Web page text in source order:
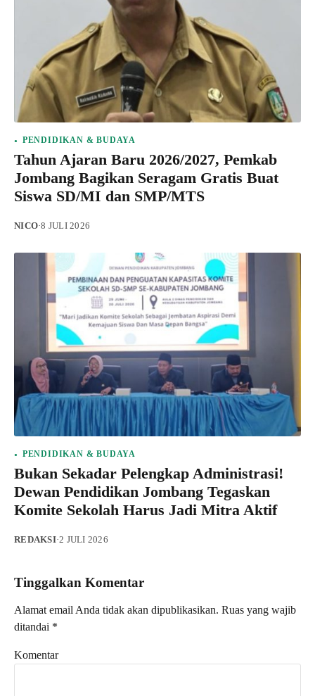
PENDIDIKAN & BUDAYA
Tahun Ajaran Baru 2026/2027, Pemkab
Jombang Bagikan Seragam Gratis Buat
Siswa SD/MI dan SMP/MTS
NICO·8 JULI 2026
PENDIDIKAN & BUDAYA
Bukan Sekadar Pelengkap Administrasi!
Dewan Pendidikan Jombang Tegaskan
Komite Sekolah Harus Jadi Mitra Aktif
REDAKSI·2 JULI 2026
Tinggalkan Komentar
Alamat email Anda tidak akan dipublikasikan. Ruas yang wajib
ditandai *
Komentar